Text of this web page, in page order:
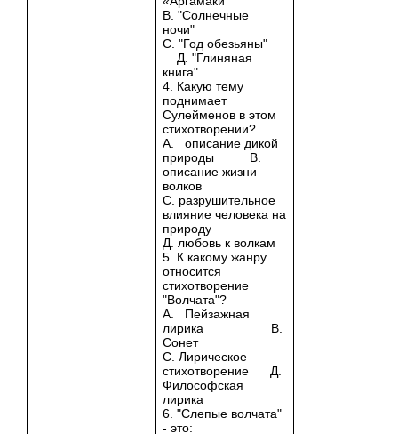
В. "Солнечные
ночи"
С. "Год обезьяны"
Д. "Глиняная
книга"
4. Какую тему
поднимает
Сулейменов в этом
стихотворении?
А. описание дикой
природы В.
описание жизни
волков
С. разрушительное
влияние человека на
природу
Д. любовь к волкам
5. К какому жанру
относится
стихотворение
"Волчата"?
А. Пейзажная
лирика В.
Сонет
С. Лирическое
стихотворение Д.
Философская
лирика
6. "Слепые волчата"
- это: